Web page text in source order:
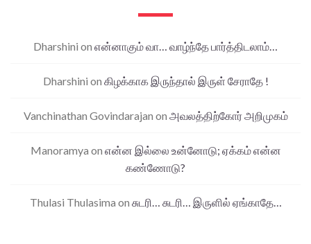
Dharshini on என்னாகும் வா… வாழ்ந்தே பார்த்திடலாம்…
Dharshini on கிழக்காக இருந்தால் இருள் சேராதே !
Vanchinathan Govindarajan on அவலத்திற்கோர் அறிமுகம்
Manoramya on என்ன இல்லை உன்னோடு; ஏக்கம் என்ன
கண்ணோடு?
Thulasi Thulasima on சுடரி… சுடரி… இருளில் ஏங்காதே…